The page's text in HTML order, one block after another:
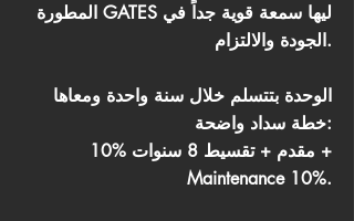
المطورة GATES ليها سمعة قوية جداً في
الجودة والالتزام.
الوحدة بتتسلم خلال سنة واحدة ومعاها
خطة سداد واضحة:
10% مقدم + تقسيط 8 سنوات +
Maintenance 10%.